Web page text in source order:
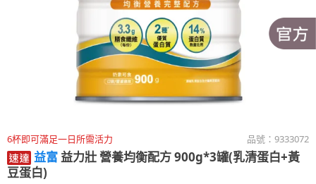
6杯即可滿足一日所需活力 品號： 9333072
益富益力壯 營養均衡配方 900g*3罐(乳清蛋白+黃
豆蛋白)